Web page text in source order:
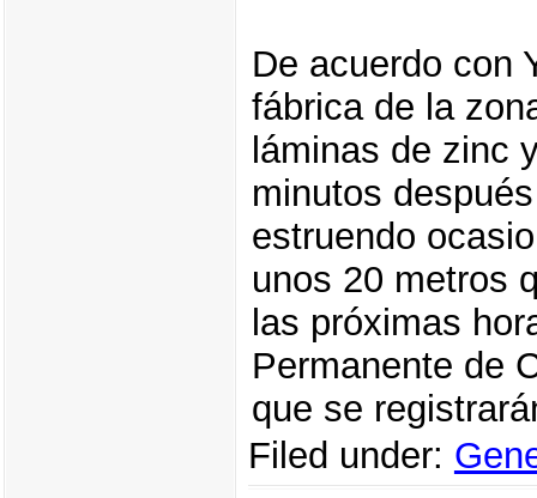
De acuerdo con
fábrica de la
láminas de zinc
minutos
estruendo
unos 20 metros
las próximas
Permanente de
que se
Filed under: